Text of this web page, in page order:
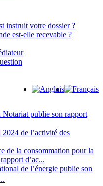
instruit votre dossier ?
est-elle recevable ?
publie son rapport
de l’activité des
de la consommation pour la
d’ac...
de l’énergie publie son